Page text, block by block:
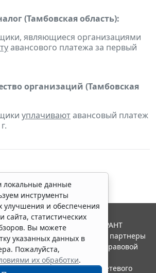
(Тамбовская область):
являющиеся организациями
авансового платежа за первый
организаций (Тамбовская
уплачиваютавансовый платеж
данные
инструменты
улучшения и обеспечения
сайта, статистических
Вы можете
указанных данных в
Пожалуйста,
их обработки.
СЕРВИС", 2026. Система ГАРАНТ
года. Компания "Гарант" и ее партнеры
Российской ассоциации правовой
в качестве сетевого